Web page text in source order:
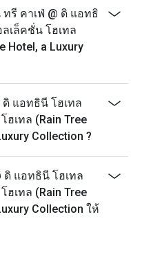
ทั้งยังมี บุฟเฟ่ต์ที่หลาก
น มุมเครื่องดื่มน้ำผลไม้
ไม้ได้เอง
ำให้ทุกคนรู้สึกพิเศษและ
ซึ่งเป็นหัวหน้าทีมที่มี
งแท้จริง แม้ในช่วงเวลา
ร้างสรรค์อาหารอย่าง
รับเมนูให้เหมาะกับ
าจะเป็น อาหารมังสวิรัติ
a la carte orders.
of VAT and
indicated under
We take standards
seriously and are
the safety of our
Fine de Claire
sea snails, blue
รี คาเฟ่ @ ดิ แอทธิ
เล็คชั่น โฮเทล
Hotel, a Luxury
ดิ แอทธินี โฮเทล
เทล (Rain Tree
Collection ?
ดิ แอทธินี โฮเทล
เทล (Rain Tree
Collection ให้